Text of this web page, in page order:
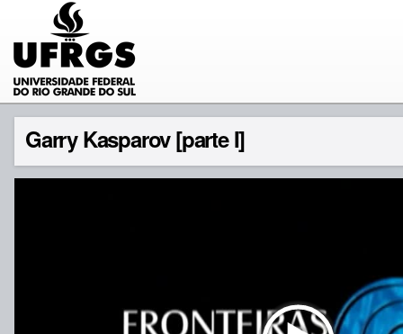
Garry Kasparov [parte I]